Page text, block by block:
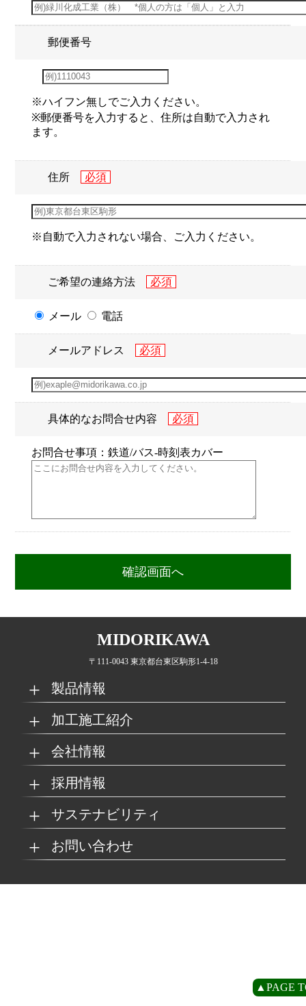
▲PAGE
郵便番号
※ハイフン無しでご入力ください。
※郵便番号を入力すると、住所は自動で入力され
ます。
住所
※自動で入力されない場合、ご入力ください。
ご希望の連絡方法
メール 電話
メールアドレス
具体的なお問合せ内容
お問合せ事項：鉄道/バス-時刻表カバー
MIDORIKAWA
〒111-0043 東京都台東区駒形1-4-18
製品情報
MKブランド製品 新商品紹介
取扱製品情報
SDSダウンロード
加工施工紹介
グループの総合力 乗り物
工場
環境 商業施設
会社情報
会社概要 経営理念
沿革
採用情報
マイナビ採用ページ
サステナビリティ
リサイクルへの取り組
SDGsへの取り組み
お問い合わせ